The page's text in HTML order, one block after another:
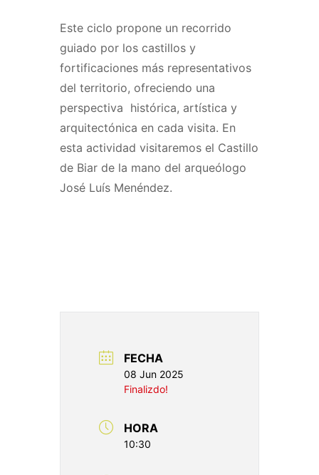
Este ciclo propone un recorrido
guiado por los castillos y
fortificaciones más representativos
del territorio, ofreciendo una
perspectiva histórica, artística y
arquitectónica en cada visita. En
esta actividad visitaremos el Castillo
de Biar de la mano del arqueólogo
José Luís Menéndez.
FECHA
08 Jun 2025
Finalizdo!
HORA
10:30